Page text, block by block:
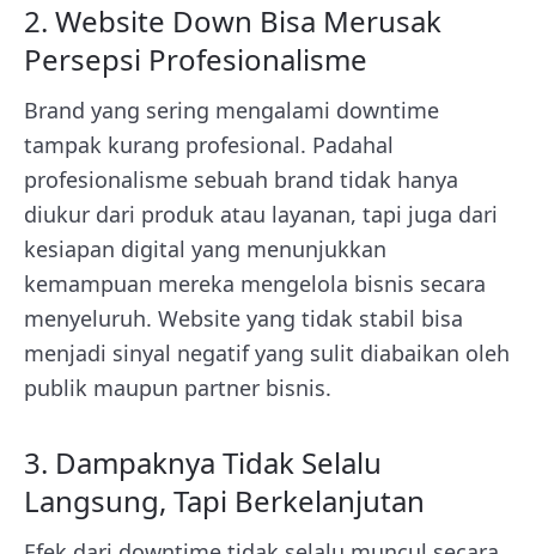
2. Website Down Bisa Merusak
Persepsi Profesionalisme
Brand yang sering mengalami downtime
tampak kurang profesional. Padahal
profesionalisme sebuah brand tidak hanya
diukur dari produk atau layanan, tapi juga dari
kesiapan digital yang menunjukkan
kemampuan mereka mengelola bisnis secara
menyeluruh. Website yang tidak stabil bisa
menjadi sinyal negatif yang sulit diabaikan oleh
publik maupun partner bisnis.
3. Dampaknya Tidak Selalu
Langsung, Tapi Berkelanjutan